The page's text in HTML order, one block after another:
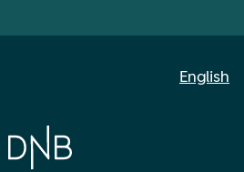
English